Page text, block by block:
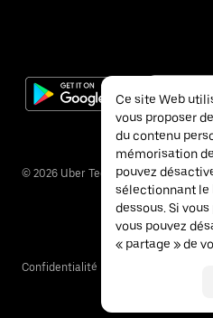
© 2026 Uber Technologies Inc.
Confidentialité
Ce site Web
vous proposer
du contenu
mémorisation
pouvez
sélectionnant le
dessous. Si
vous pouvez
« partage » de